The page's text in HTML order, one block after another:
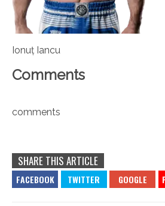
Ionuț Iancu
Comments
comments
SHARE THIS ARTICLE